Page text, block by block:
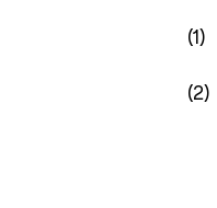
(1)
(2)